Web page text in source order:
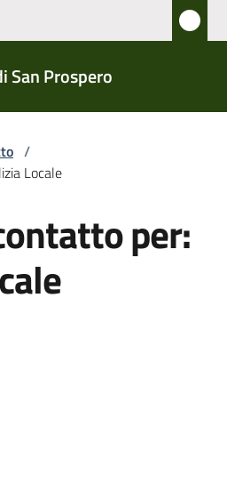
San Prospero
/
Locale
per: